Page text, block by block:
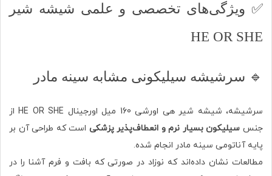
✅ ویژگی‌های تخصصی و علمی شیشه شیر
HE OR SHE
🔹 سرشیشه سیلیکونی مشابه سینه مادر
سرشیشه، شیشه شیر هی اورشی 160 میل اورجینال HE OR SHE از
جنس سیلیکون بسیار نرم و انعطاف‌پذیر پزشکی است که طراحی آن بر
پایه آناتومی سینه مادر انجام شده.
مطالعات نشان داده‌اند که نوزاد در صورتی که بافت و فرم آشنا را در